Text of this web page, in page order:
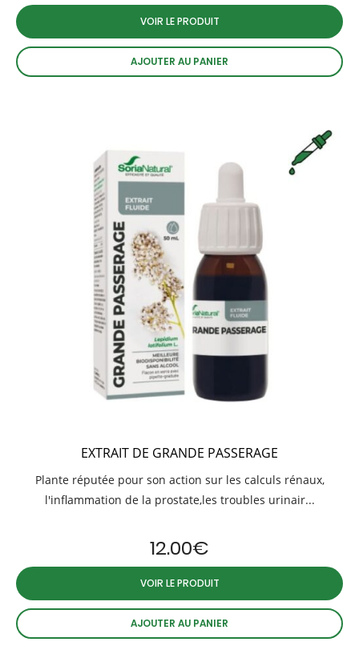
VOIR LE PRODUIT
AJOUTER AU PANIER
EXTRAIT DE GRANDE PASSERAGE
Plante réputée pour son action sur les calculs rénaux,
l'inflammation de la prostate,les troubles urinair...
12.00€
VOIR LE PRODUIT
AJOUTER AU PANIER